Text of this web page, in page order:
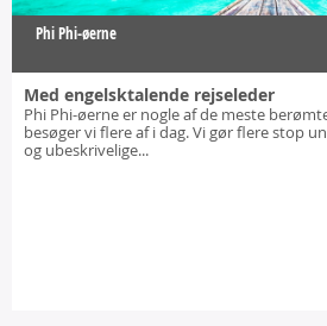
Phi Phi-øerne
Med engelsktalende rejseleder
Phi Phi-øerne er nogle af de meste
besøger vi flere af i dag. Vi gør flere stop
og ubeskrivelige...